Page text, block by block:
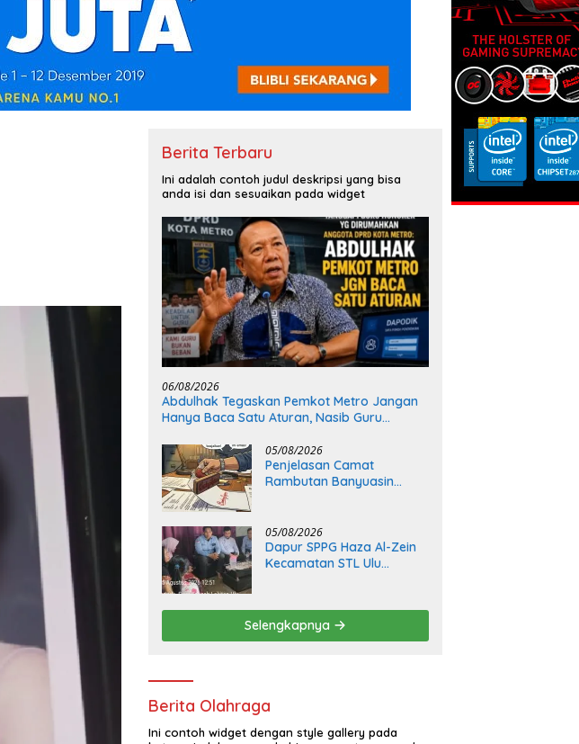
Berita Terbaru
Ini adalah contoh judul deskripsi yang bisa
anda isi dan sesuaikan pada widget
06/08/2026
Abdulhak Tegaskan Pemkot Metro Jangan
Hanya Baca Satu Aturan, Nasib Guru
05/08/2026
Penjelasan Camat
Rambutan Banyuasin
Kewenangan Plt
05/08/2026
Dapur SPPG Haza Al-Zein
Kecamatan STL Ulu
Di Temukannya Cacing
Pada Dau Selada Di Salah
Satu Ompreng
Selengkapnya
Berita Olahraga
Ini contoh widget dengan style gallery pada